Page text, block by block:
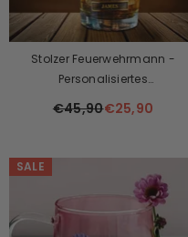
Stolzer Feuerwehrmann -
Personalisiertes
Feuerwehrmann-Bierglas
€45,90 €25,90
SALE